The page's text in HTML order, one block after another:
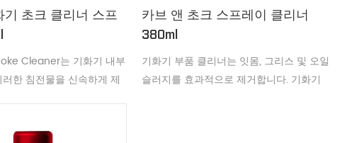
기 초크 클리너 스프
Cleaner는 기화기 내부
한 침전물을 신속하게 제
카브 앤 초크 스프레이 클리너
380ml
기화기 부품 클리너는 잇몸, 그리스 및 오일
슬러지를 효과적으로 제거합니다. 기화기